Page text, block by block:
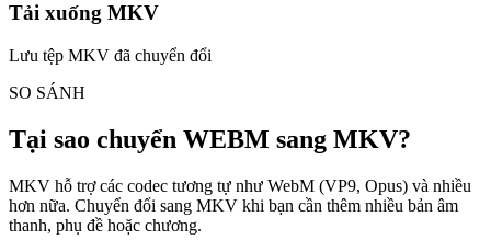
Tải xuống MKV
Lưu tệp MKV đã chuyển đổi
SO SÁNH
Tại sao chuyển WEBM sang MKV?
MKV hỗ trợ các codec tương tự như WebM (VP9, Opus) và nhiều
hơn nữa. Chuyển đổi sang MKV khi bạn cần thêm nhiều bản âm
thanh, phụ đề hoặc chương.